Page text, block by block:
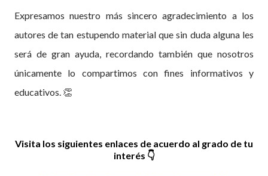
Expresamos nuestro más sincero agradecimiento a los
autores de tan estupendo material que sin duda alguna les
será de gran ayuda, recordando también que nosotros
únicamente lo compartimos con fines informativos y
educativos. 👏
Visita los siguientes enlaces de acuerdo al grado de tu
interés 👇